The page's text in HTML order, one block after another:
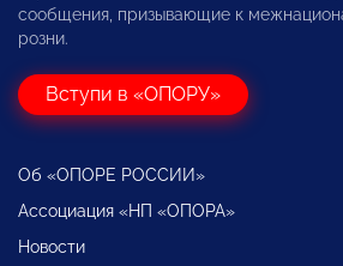
сообщения, призывающие к
розни.
Вступи в «ОПОРУ»
Об «ОПОРЕ РОССИИ»
Ассоциация «НП «ОПОРА»
Новости